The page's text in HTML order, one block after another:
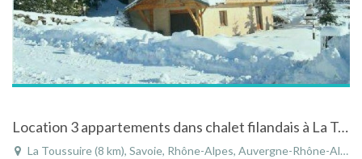
Location 3 appartements dans chalet filandais à La Toussuire en Savoie - Rhône-Alpes
La Toussuire (8 km), Savoie, Rhône-Alpes, Auvergne-Rhône-Alpes, France